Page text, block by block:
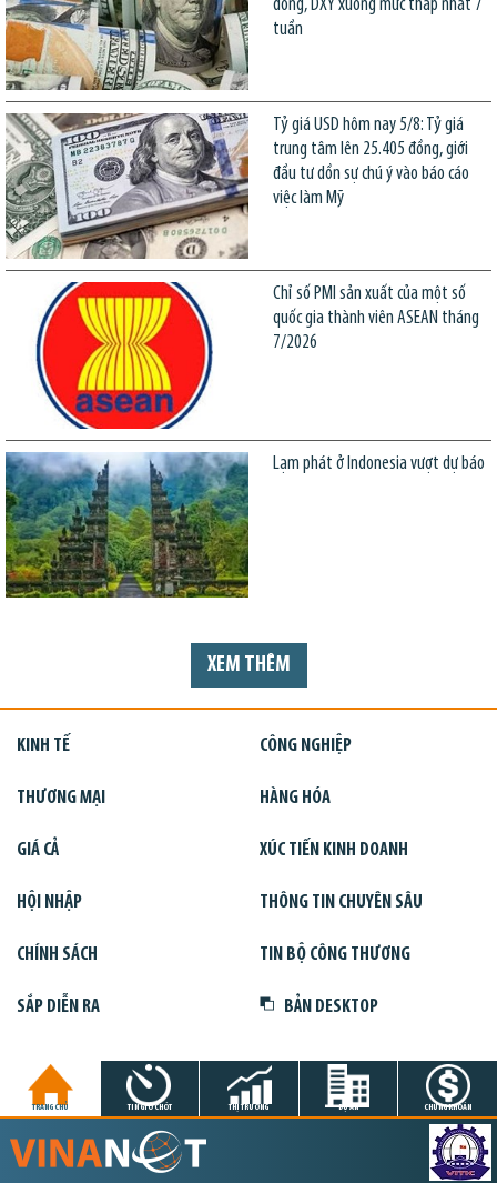
đồng, DXY xuống mức thấp nhất 7
tuần
Tỷ giá USD hôm nay 5/8: Tỷ giá
trung tâm lên 25.405 đồng, giới
đầu tư dồn sự chú ý vào báo cáo
việc làm Mỹ
Chỉ số PMI sản xuất của một số
quốc gia thành viên ASEAN tháng
7/2026
Lạm phát ở Indonesia vượt dự báo
XEM THÊM
KINH TẾ CÔNG NGHIỆP
THƯƠNG MẠI HÀNG HÓA
GIÁ CẢ XÚC TIẾN KINH DOANH
HỘI NHẬP THÔNG TIN CHUYÊN SÂU
CHÍNH SÁCH TIN BỘ CÔNG THƯƠNG
SẮP DIỄN RA BẢN DESKTOP
TRANG CHỦ TIN GIỜ CHÓT THỊ TRƯỜNG DỰ ÁN CHỨNG KHOÁN